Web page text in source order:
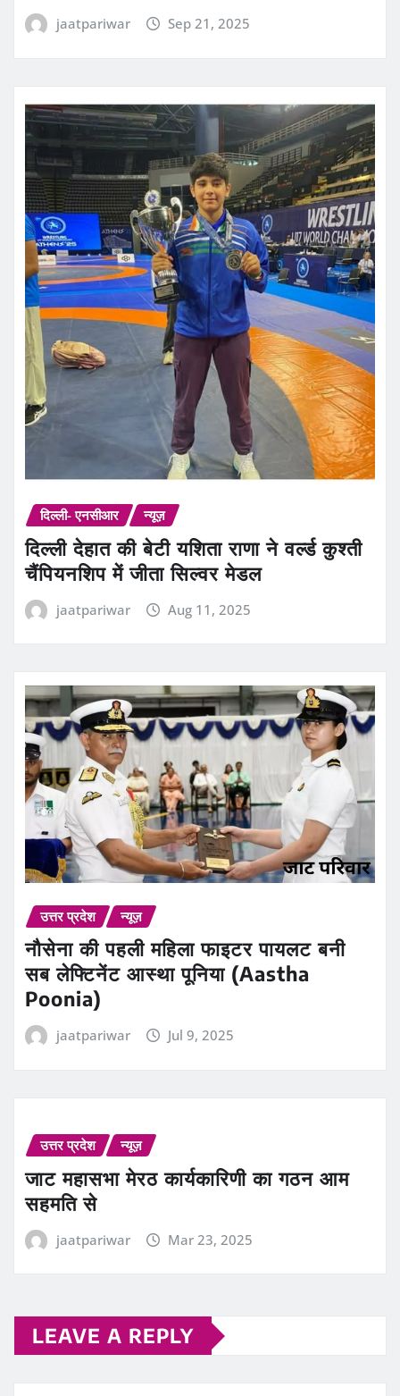
jaatpariwar Sep 21, 2025
दिल्ली- एनसीआर न्यूज़
दिल्ली देहात की बेटी यशिता राणा ने वर्ल्ड कुश्ती
चैंपियनशिप में जीता सिल्वर मेडल
jaatpariwar Aug 11, 2025
उत्तर प्रदेश न्यूज़
नौसेना की पहली महिला फाइटर पायलट बनी
सब लेफ्टिनेंट आस्था पूनिया (Aastha
Poonia)
jaatpariwar Jul 9, 2025
उत्तर प्रदेश न्यूज़
जाट महासभा मेरठ कार्यकारिणी का गठन आम
सहमति से
jaatpariwar Mar 23, 2025
LEAVE A REPLY